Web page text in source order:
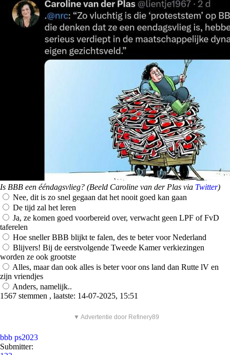
Is BBB een ééndagsvlieg? (Beeld Caroline van der Plas via Twitter)
Nee, dit is zo snel gegaan dat het nooit goed kan gaan
De tijd zal het leren
Ja, ze komen goed voorbereid over, verwacht geen LPF of FvD
taferelen
Hoe sneller BBB blijkt te falen, des te beter voor Nederland
Blijvers! Bij de eerstvolgende Tweede Kamer verkiezingen
worden ze ook grootste
Alles, maar dan ook alles is beter voor ons land dan Rutte lV en
zijn vriendjes
Anders, namelijk..
1567 stemmen , laatste: 14-07-2025, 15:51
▼ Advertentie door Refinery89
bbb ps2023
Submitter: